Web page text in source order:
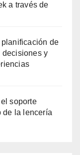
a través de
de
decisiones y
soporte
de la lencería